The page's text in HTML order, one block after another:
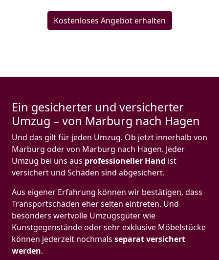
Kostenloses Angebot erhalten
Ein gesicherter und versicherter
Umzug – von Marburg nach Hagen
Und das gilt für jeden Umzug. Ob jetzt innerhalb von
Marburg oder von Marburg nach Hagen. Jeder
Umzug bei uns aus professioneller Hand ist
versichert und Schäden sind abgesichert.
Aus eigener Erfahrung können wir bestätigen, dass
Transportschäden eher selten eintreten. Und
besonders wertvolle Umzugsgüter wie
Kunstgegenstände oder sehr exklusive Möbelstücke
können jederzeit nochmals separat versichert
werden.